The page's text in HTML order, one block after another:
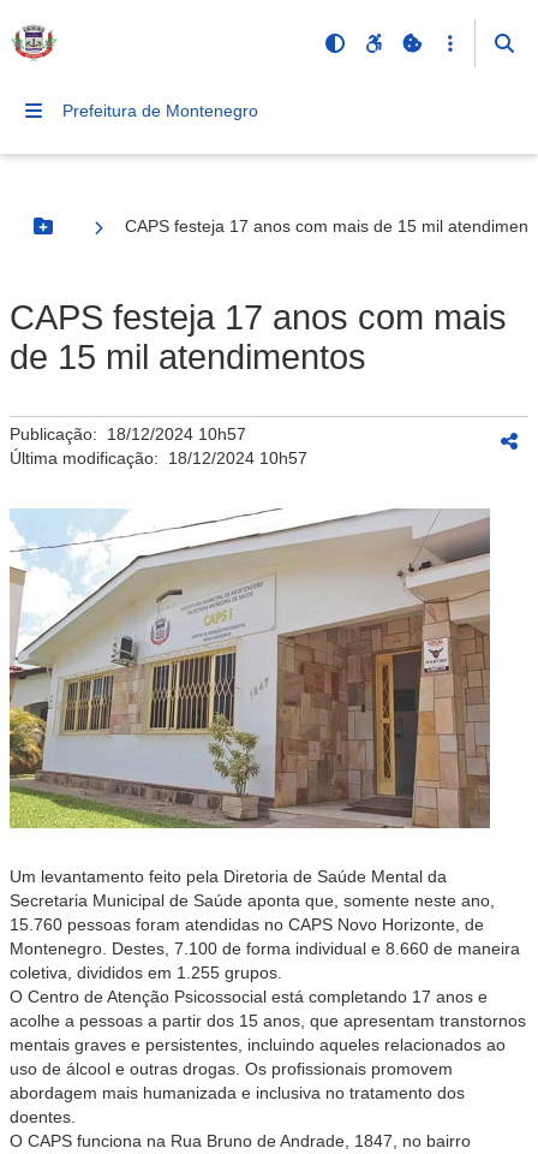
Prefeitura de Montenegro
Botão Menu
CAPS festeja 17 anos com mais de 15 mil
CAPS festeja 17 anos com mais
de 15 mil atendimentos
Publicação: 18/12/2024 10h57
Última modificação: 18/12/2024 10h57
Um levantamento feito pela Diretoria de Saúde Mental da
Secretaria Municipal de Saúde aponta que, somente neste ano,
15.760 pessoas foram atendidas no CAPS Novo Horizonte, de
Montenegro. Destes, 7.100 de forma individual e 8.660 de maneira
coletiva, divididos em 1.255 grupos.
O Centro de Atenção Psicossocial está completando 17 anos e
acolhe a pessoas a partir dos 15 anos, que apresentam transtornos
mentais graves e persistentes, incluindo aqueles relacionados ao
uso de álcool e outras drogas. Os profissionais promovem
abordagem mais humanizada e inclusiva no tratamento dos
doentes.
O CAPS funciona na Rua Bruno de Andrade, 1847, no bairro